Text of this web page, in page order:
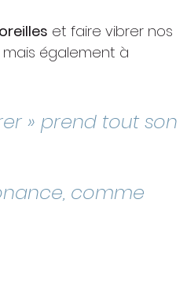
oreilles et faire vibrer nos
mais également à
» prend tout son
comme